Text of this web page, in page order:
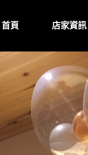
首頁 店家資訊